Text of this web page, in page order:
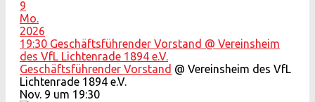
9
Mo.
2026
19:30 Geschäftsführender Vorstand @ Vereinsheim
des VfL Lichtenrade 1894 e.V.
Geschäftsführender Vorstand @ Vereinsheim des VfL
Lichtenrade 1894 e.V.
Nov. 9 um 19:30